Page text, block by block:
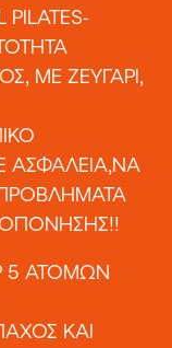
ΜΕ ΖΕΥΓΑΡΙ,
ΑΣΦΑΛΕΙΑ,ΝΑ
ΠΡΟΒΛΗΜΑΤΑ
5 ΑΤΟΜΩΝ
ΚΑΙ